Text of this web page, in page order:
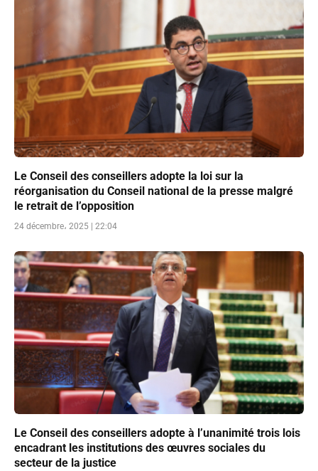
Le Conseil des conseillers adopte la loi sur la
réorganisation du Conseil national de la presse malgré
le retrait de l’opposition
24 décembre، 2025 | 22:04
Le Conseil des conseillers adopte à l’unanimité trois lois
encadrant les institutions des œuvres sociales du
secteur de la justice